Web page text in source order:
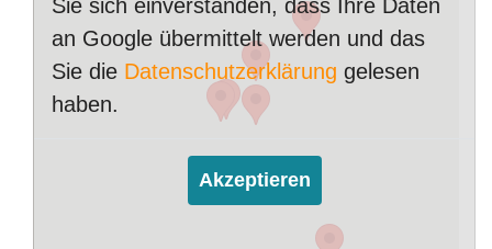
Sie sich einverstanden, dass Ihre Daten
an Google übermittelt werden und das
Sie die Datenschutzerklärung gelesen
haben.
Akzeptieren